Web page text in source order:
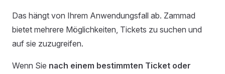
Das hängt von Ihrem Anwendungsfall ab. Zammad
bietet mehrere Möglichkeiten, Tickets zu suchen und
auf sie zuzugreifen.
Wenn Sie nach einem bestimmten Ticket oder